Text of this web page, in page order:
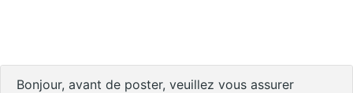
Bonjour, avant de poster, veuillez vous assurer